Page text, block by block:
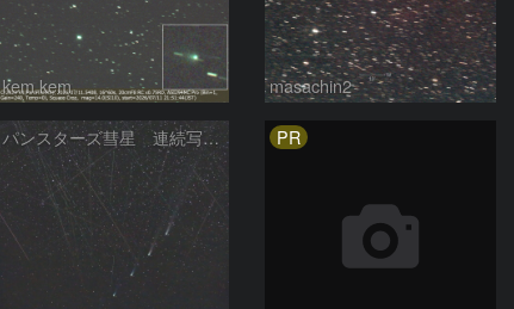
kem.kem masachin2
パンスターズ彗星 連続写真 再処理 PR